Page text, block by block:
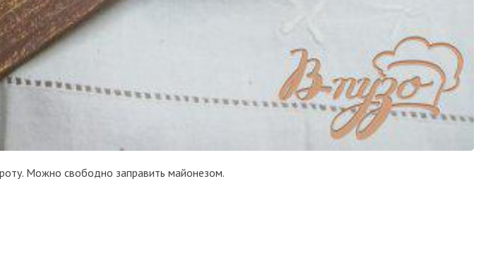
Можно свободно заправить майонезом.